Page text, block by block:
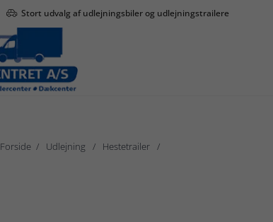
Stort udvalg af udlejningsbiler og udlejningstrailere
Forside Udlejning Hestetrailer